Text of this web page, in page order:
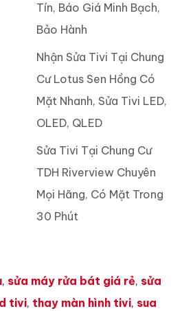
Tín, Báo Giá Minh Bạch,
Bảo Hành
Nhận Sửa Tivi Tại Chung
Cư Lotus Sen Hồng Có
Mặt Nhanh, Sửa Tivi LED,
OLED, QLED
Sửa Tivi Tại Chung Cư
TDH Riverview Chuyên
Mọi Hãng, Có Mặt Trong
30 Phút
, sửa máy rửa bát giá rẻ, sửa
tivi, thay màn hình tivi, sua